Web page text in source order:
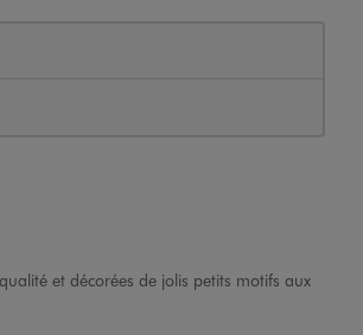
et décorées de jolis petits motifs aux